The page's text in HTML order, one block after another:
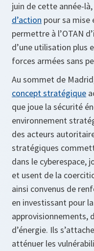
juin de cette année-
d’action pour sa mise
permettre à l’OTAN
d’une utilisation plus
forces armées sans
Au sommet de
concept stratégique
que joue la sécurité
environnement
des acteurs
stratégiques
dans le cyberespace,
et usent de la
ainsi convenus de
en investissant pour
approvisionnements,
d’énergie. Ils
atténuer les